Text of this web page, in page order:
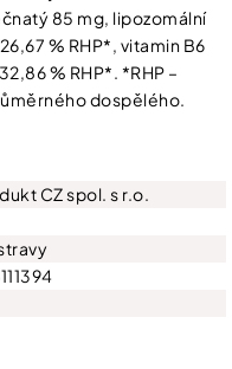
85 mg, lipozomální
% RHP*, vitamin B6
% RHP*. *RHP –
dospělého.
CZ spol. s r.o.